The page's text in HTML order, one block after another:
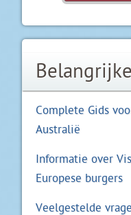
Complete Gids
Australië
Informatie over
Europese burgers
Veelgestelde